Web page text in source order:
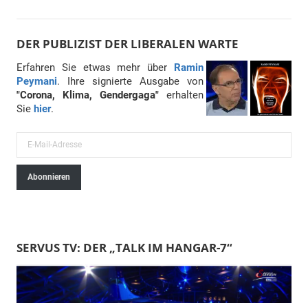
DER PUBLIZIST DER LIBERALEN WARTE
Erfahren Sie etwas mehr über Ramin
Peymani. Ihre signierte Ausgabe von
"Corona, Klima, Gendergaga" erhalten
Sie hier.
-
-
A
d
Abonnieren
SERVUS TV: DER „TALK IM HANGAR-7“